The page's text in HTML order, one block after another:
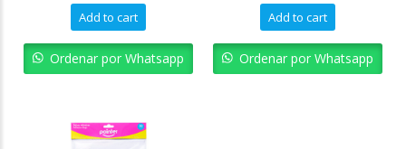
Add to cart
Ordenar por Whatsapp
Add to cart
Ordenar por Whatsapp